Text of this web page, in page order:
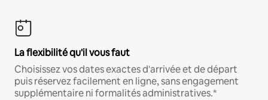
La flexibilité qu'il vous faut
Choisissez vos dates exactes d'arrivée et de départ
puis réservez facilement en ligne, sans engagement
supplémentaire ni formalités administratives.*